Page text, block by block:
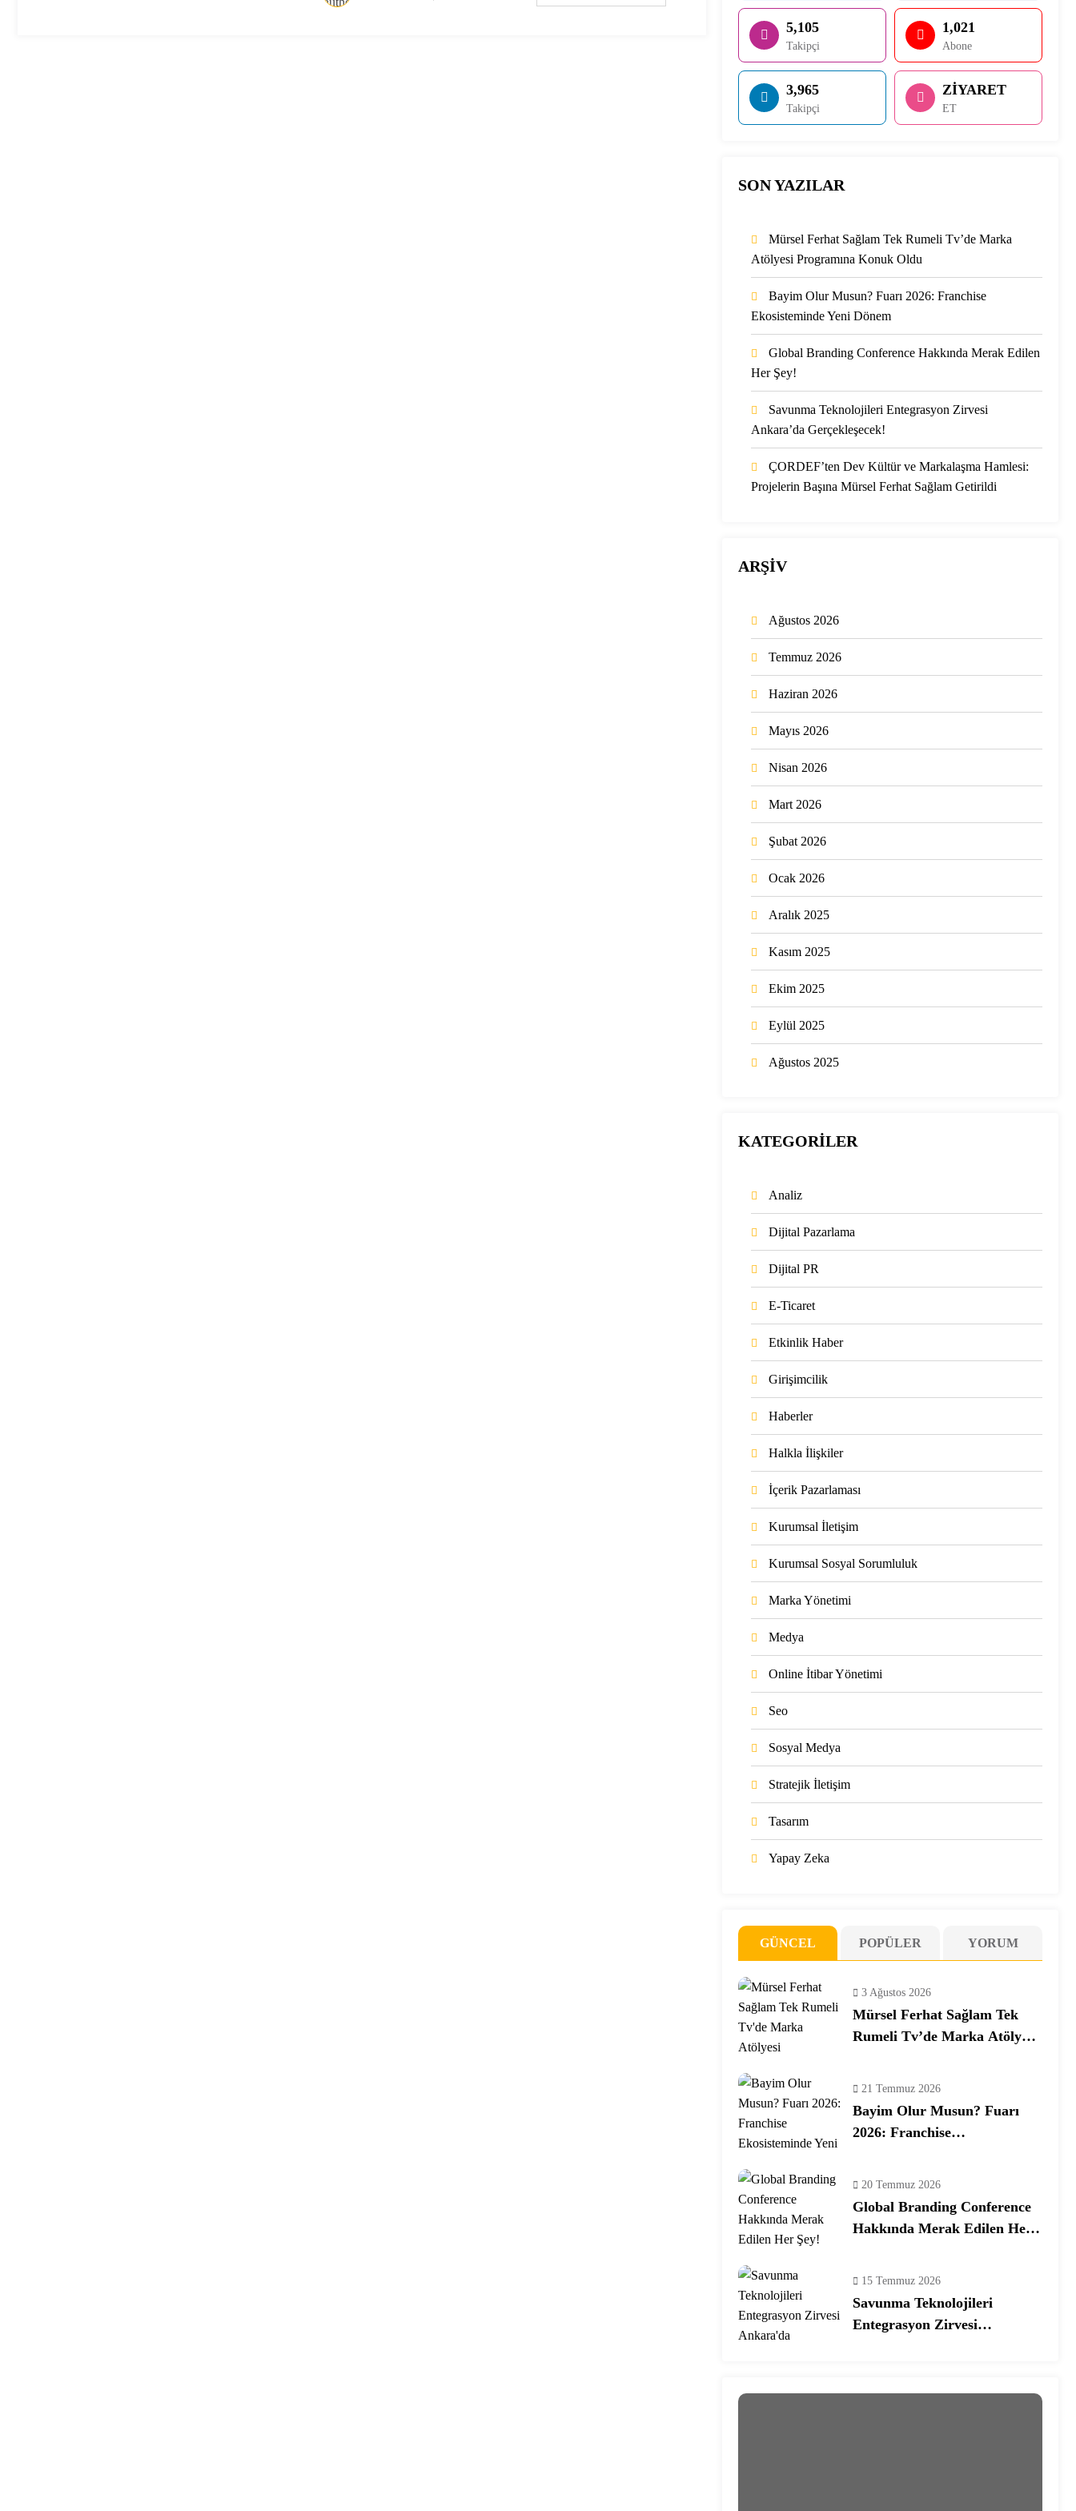
5,105
Takipçi
1,021
Abone
3,965
Takipçi
ZİYARET
ET
SON YAZILAR
Mürsel Ferhat Sağlam Tek Rumeli Tv’de Marka
Atölyesi Programına Konuk Oldu
Bayim Olur Musun? Fuarı 2026: Franchise
Ekosisteminde Yeni Dönem
Global Branding Conference Hakkında Merak Edilen
Her Şey!
Savunma Teknolojileri Entegrasyon Zirvesi
Ankara’da Gerçekleşecek!
ÇORDEF’ten Dev Kültür ve Markalaşma Hamlesi:
Projelerin Başına Mürsel Ferhat Sağlam Getirildi
ARŞİV
Ağustos 2026
Temmuz 2026
Haziran 2026
Mayıs 2026
Nisan 2026
Mart 2026
Şubat 2026
Ocak 2026
Aralık 2025
Kasım 2025
Ekim 2025
Eylül 2025
Ağustos 2025
KATEGORİLER
Analiz
Dijital Pazarlama
Dijital PR
E-Ticaret
Etkinlik Haber
Girişimcilik
Haberler
Halkla İlişkiler
İçerik Pazarlaması
Kurumsal İletişim
Kurumsal Sosyal Sorumluluk
Marka Yönetimi
Medya
Online İtibar Yönetimi
Seo
Sosyal Medya
Stratejik İletişim
Tasarım
Yapay Zeka
GÜNCEL POPÜLER YORUM
3 Ağustos 2026
Mürsel Ferhat Sağlam Tek
Rumeli Tv’de Marka Atölyesi
21 Temmuz 2026
Bayim Olur Musun? Fuarı
2026: Franchise
20 Temmuz 2026
Global Branding Conference
Hakkında Merak Edilen Her
15 Temmuz 2026
Savunma Teknolojileri
Entegrasyon Zirvesi